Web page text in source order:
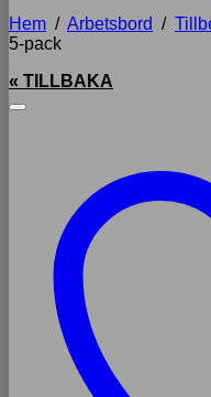
Hem / Arbetsbord /
5-pack
« TILLBAKA